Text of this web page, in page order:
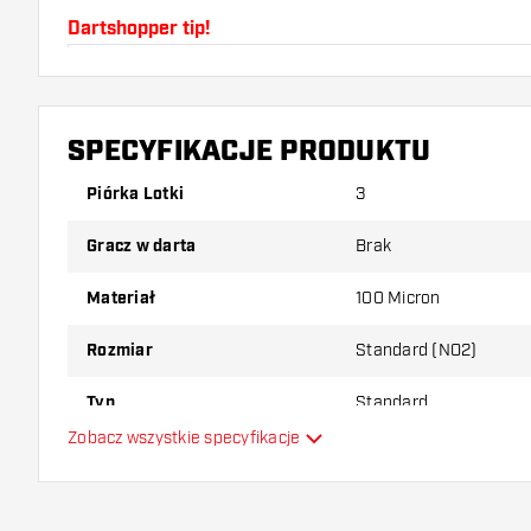
Dartshopper tip!
Upewnij się, że masz pod ręką dużo piórek i
uszkodzone lub złamane w wyniku użytkowania.
który wariant najbardziej Ci odpowiada!
SPECYFIKACJE PRODUKTU
Piórka Lotki 3
Gracz w darta Brak
Materiał 100 Micron
Rozmiar Standard (NO2)
Typ Standard
Zobacz wszystkie specyfikacje